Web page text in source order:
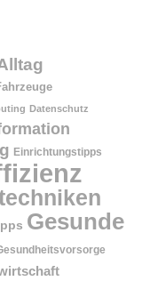
Datenschutz
Einrichtungstipps
Gesunde